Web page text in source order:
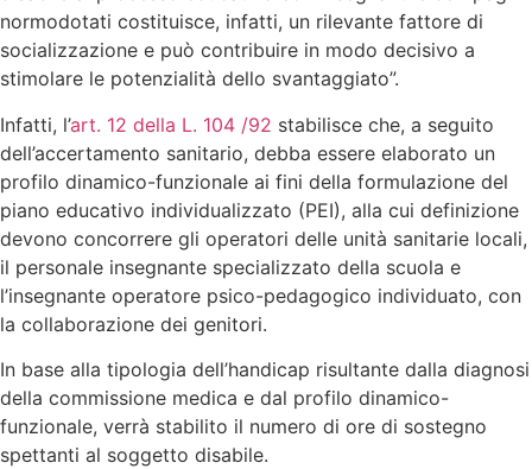
normodotati costituisce, infatti, un rilevante fattore di
socializzazione e può contribuire in modo decisivo a
stimolare le potenzialità dello svantaggiato”.
Infatti, l’art. 12 della L. 104 /92 stabilisce che, a seguito
dell’accertamento sanitario, debba essere elaborato un
profilo dinamico-funzionale ai fini della formulazione del
piano educativo individualizzato (PEI), alla cui definizione
devono concorrere gli operatori delle unità sanitarie locali,
il personale insegnante specializzato della scuola e
l’insegnante operatore psico-pedagogico individuato, con
la collaborazione dei genitori.
In base alla tipologia dell’handicap risultante dalla diagnosi
della commissione medica e dal profilo dinamico-
funzionale, verrà stabilito il numero di ore di sostegno
spettanti al soggetto disabile.